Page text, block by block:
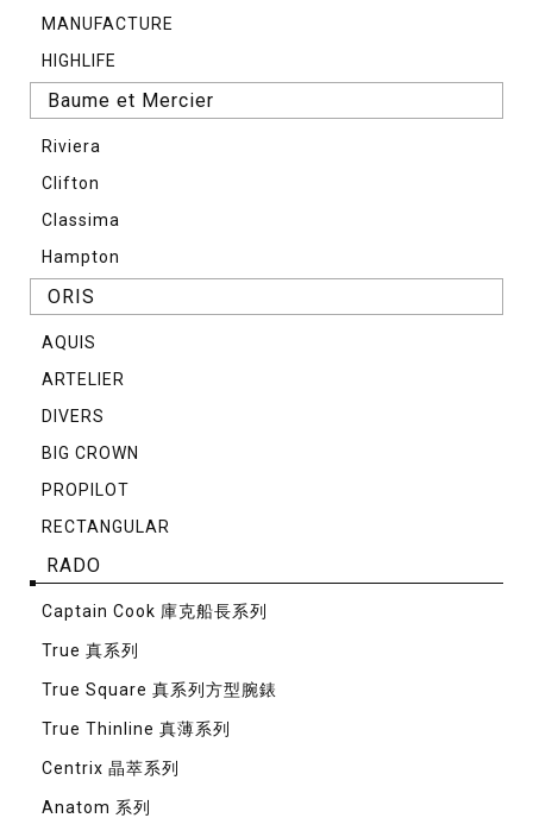
MANUFACTURE
HIGHLIFE
Baume et Mercier
Riviera
Clifton
Classima
Hampton
ORIS
AQUIS
ARTELIER
DIVERS
BIG CROWN
PROPILOT
RECTANGULAR
RADO
Captain Cook 庫克船長系列
True 真系列
True Square 真系列方型腕錶
True Thinline 真薄系列
Centrix 晶萃系列
Anatom 系列